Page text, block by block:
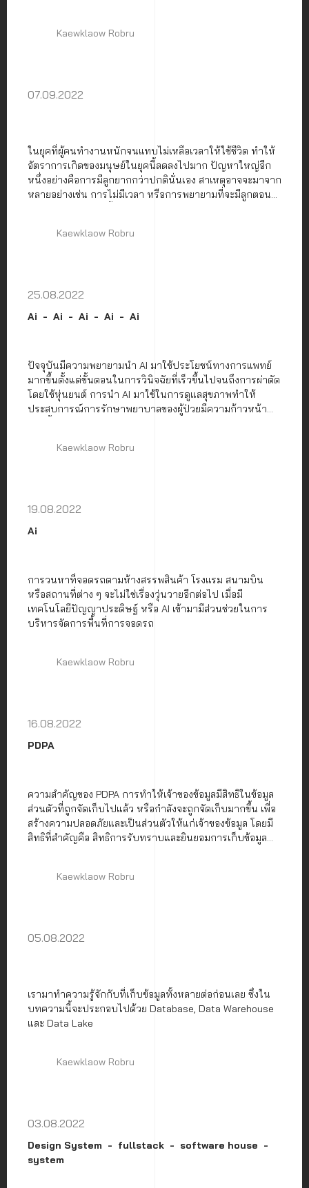
Kaewklaow Robru
07.09.2022
ในยุคที่ผู้คนทำงานหนักจนแทบไม่เหลือเวลาให้ใช้ชีวิต ทำให้
อัตราการเกิดของมนุษย์ในยุคนี้ลดลงไปมาก ปัญหาใหญ่อีก
หนึ่งอย่างคือการมีลูกยากกว่าปกตินั่นเอง สาเหตุอาจจะมาจาก
หลายอย่างเช่น การไม่มีเวลา หรือการพยายามที่จะมีลูกตอน
สืบพันธุ์ที่สูงขึ้น สิ่งนี้สามารถเรียกรวม ๆ เป็นภาพใหญ่ได้ว่า
Kaewklaow Robru
25.08.2022
Ai Ai Ai Ai Ai
ปัจจุบันมีความพยายามนำ AI มาใช้ประโยชน์ทางการแพทย์
มากขึ้นตั้งแต่ขั้นตอนในการวินิจฉัยที่เร็วขึ้นไปจนถึงการผ่าตัด
โดยใช้หุ่นยนต์ การนำ AI มาใช้ในการดูแลสุขภาพทำให้
ประสบการณ์การรักษาพยาบาลของผู้ป่วยมีความก้าวหน้า
Kaewklaow Robru
19.08.2022
Ai
การวนหาที่จอดรถตามห้างสรรพสินค้า โรงแรม สนามบิน
หรือสถานที่ต่าง ๆ จะไม่ใช่เรื่องวุ่นวายอีกต่อไป เมื่อมี
เทคโนโลยีปัญญาประดิษฐ์ หรือ AI เข้ามามีส่วนช่วยในการ
บริหารจัดการพื้นที่การจอดรถ
Kaewklaow Robru
16.08.2022
PDPA
ความสำคัญของ PDPA การทำให้เจ้าของข้อมูลมีสิทธิในข้อมูล
ส่วนตัวที่ถูกจัดเก็บไปแล้ว หรือกำลังจะถูกจัดเก็บมากขึ้น เพื่อ
สร้างความปลอดภัยและเป็นส่วนตัวให้แก่เจ้าของข้อมูล โดยมี
สิทธิที่สำคัญคือ สิทธิการรับทราบและยินยอมการเก็บข้อมูล
ทำลายข้อมูลส่วนตัว
Kaewklaow Robru
05.08.2022
เรามาทำความรู้จักกับที่เก็บข้อมูลทั้งหลายต่อก่อนเลย ซึ่งใน
บทความนี้จะประกอบไปด้วย Database, Data Warehouse
และ Data Lake
Kaewklaow Robru
03.08.2022
Design System fullstack
software house
system